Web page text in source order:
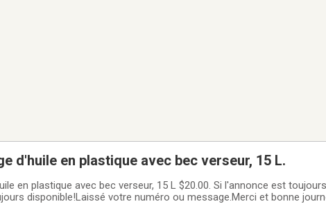
d'huile en plastique avec bec verseur, 15 L.
avec bec verseur, 15 L $20.00. Si l'annonce est toujours affichée,C'est
disponible!Laissé votre numéro ou message.Merci et bonne